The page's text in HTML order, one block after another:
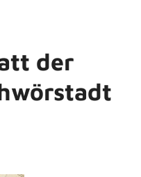
der